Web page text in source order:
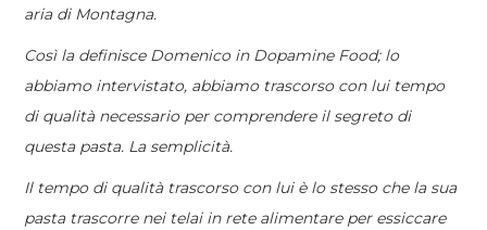
aria di Montagna.
Così la definisce Domenico in Dopamine Food; lo
abbiamo intervistato, abbiamo trascorso con lui tempo
di qualità necessario per comprendere il segreto di
questa pasta. La semplicità.
Il tempo di qualità trascorso con lui è lo stesso che la sua
pasta trascorre nei telai in rete alimentare per essiccare